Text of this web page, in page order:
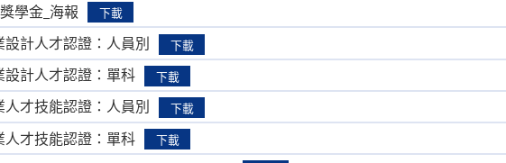
學金_海報 下載
設計人才認證：人員別 下載
設計人才認證：單科 下載
人才技能認證：人員別 下載
人才技能認證：單科 下載